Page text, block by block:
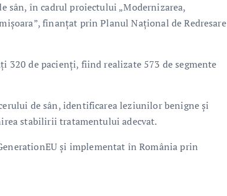
sân, în cadrul proiectului „Modernizarea,
finanțat prin Planul Național de Redresare
320 de pacienți, fiind realizate 573 de segmente
de sân, identificarea leziunilor benigne și
stabilirii tratamentului adecvat.
și implementat în România prin